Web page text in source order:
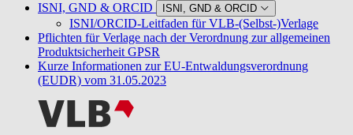
ISNI, GND & ORCID
ISNI, GND & ORCID
ISNI/ORCID-Leitfaden für VLB-(Selbst-)Verlage
Pflichten für Verlage nach der Verordnung zur allgemeinen
Produktsicherheit GPSR
Kurze Informationen zur EU-Entwaldungsverordnung
(EUDR) vom 31.05.2023